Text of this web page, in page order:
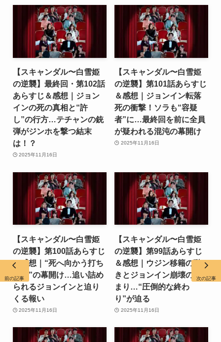
【スキャンダル〜白雪姫
の逆襲】最終回・第102話
あらすじ＆感想｜ジョン
インの死の真相と“許
し”の行方…テチャンの銃
弾がジンホを撃つ結末
は！？
2025年11月16日
【スキャンダル〜白雪姫
の逆襲】第101話あらすじ
＆感想｜ジョンイン転落
死の衝撃！ソラも“容疑
者”に…最終回を前に全員
が疑われる混沌の幕開け
2025年11月16日
【スキャンダル〜白雪姫
の逆襲】第100話あらすじ
＆感想｜“死へ向かう打ち
上げ”の幕開け…追い詰め
られるジョンインと迫り
くる報い
2025年11月16日
【スキャンダル〜白雪姫
の逆襲】第99話あらすじ
＆感想｜ウジン移籍の動
きとジョンイン崩壊の始
まり…“圧倒的な終わ
り”が迫る
2025年11月16日
前の記事 次の記事